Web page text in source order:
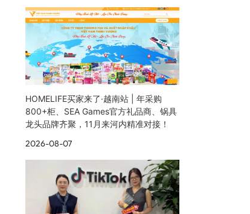
HOMELIFE买家来了·越南站 | 年采购
800+柜、SEA Games官方礼品商、锅具
龙头品牌齐聚，11月来河内精准对接！
2026-08-07